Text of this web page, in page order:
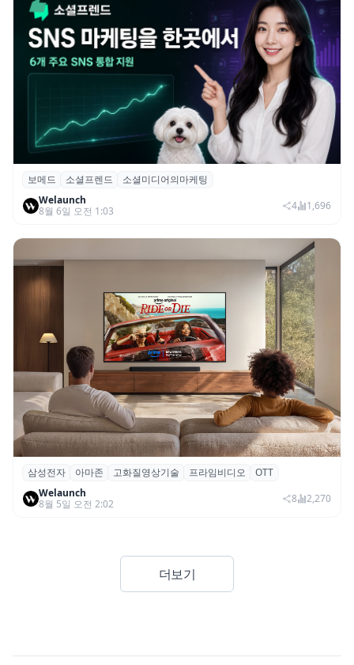
보메드 ‘소셜프렌드’, 유튜브·인스타 등 6개
SNS 마케팅 통합 지원
보메드 소셜프렌드
소셜미디어의마케팅
Welaunch
8월 6일 오전 1:03
4 1,696
삼성전자·아마존, 프라임 비디오에 ‘HDR10+
어드밴스드’ 적용
삼성전자 아마존 고화질영상기술 프라임비디오
OTT
Welaunch
8월 5일 오전 2:02
8 2,270
더보기